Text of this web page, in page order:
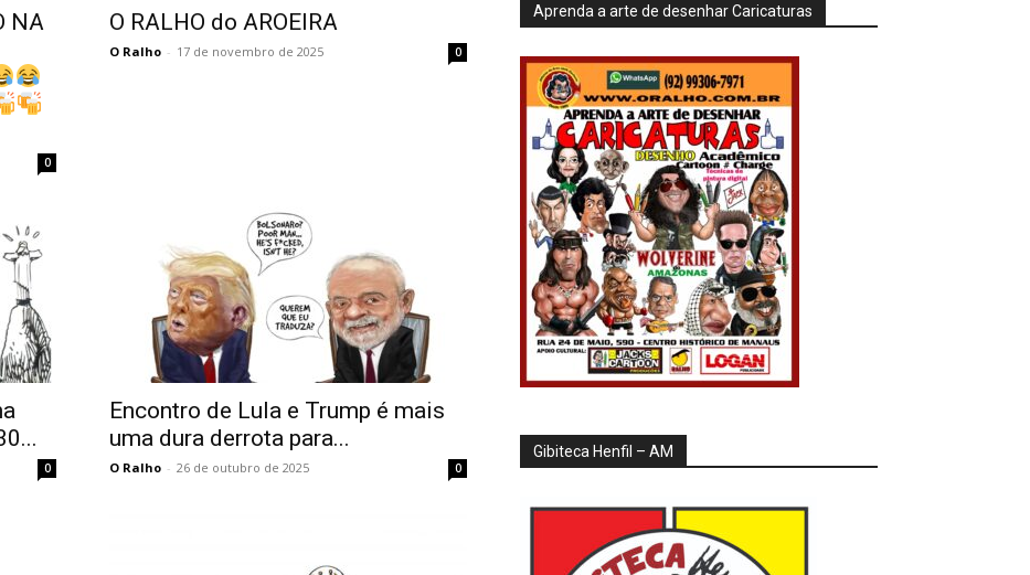
NA
0
O RALHO do AROEIRA
O Ralho - 17 de novembro de 2025 0
0
Encontro de Lula e Trump é mais
uma dura derrota para...
O Ralho - 26 de outubro de 2025 0
Aprenda a arte de desenhar Caricaturas
Gibiteca Henfil – AM